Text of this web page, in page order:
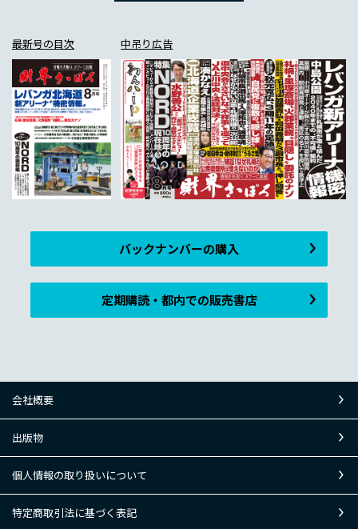
最新号の目次 中吊り広告
バックナンバーの購入
定期購読・都内での販売書店
会社概要
出版物
個人情報の取り扱いについて
特定商取引法に基づく表記